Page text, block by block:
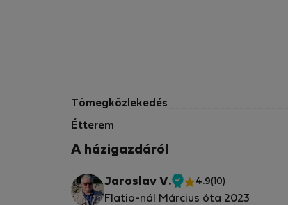
Tömegközlekedés
Étterem
A házigazdáról
Jaroslav V.
Ellenőrzött
4.9(10)
Flatio-nál Március óta 2023